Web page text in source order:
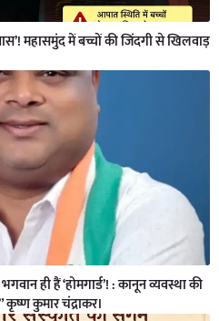
महासमुंद में बच्चों की जिंदगी से खिलवाड़
ही हैं ‘होमगार्ड’! : कानून व्यवस्था की
कृष्ण कुमार चंद्राकर।